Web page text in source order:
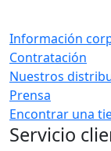
Información
Contratación
Nuestros
Prensa
Encontrar una
Servicio